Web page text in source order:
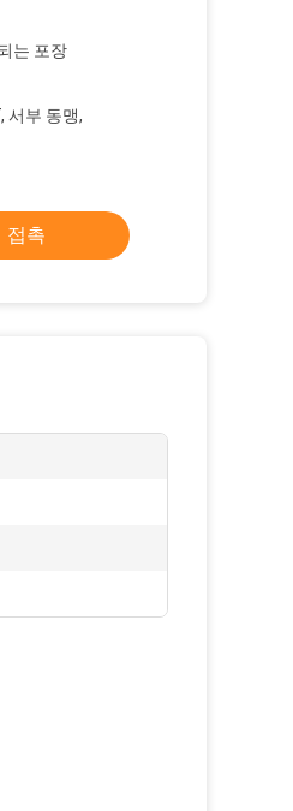
는 포장
서부 동맹,
접촉